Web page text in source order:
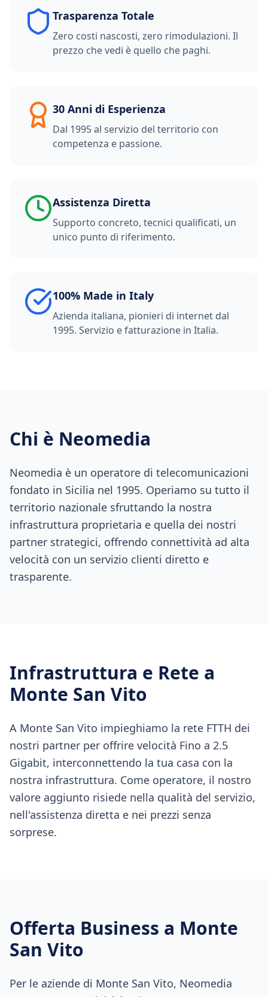
Trasparenza Totale
Zero costi nascosti, zero rimodulazioni. Il
prezzo che vedi è quello che paghi.
30 Anni di Esperienza
Dal 1995 al servizio del territorio con
competenza e passione.
Assistenza Diretta
Supporto concreto, tecnici qualificati, un
unico punto di riferimento.
100% Made in Italy
Azienda italiana, pionieri di internet dal
1995. Servizio e fatturazione in Italia.
Chi è Neomedia
Neomedia è un operatore di telecomunicazioni
fondato in Sicilia nel 1995. Operiamo su tutto il
territorio nazionale sfruttando la nostra
infrastruttura proprietaria e quella dei nostri
partner strategici, offrendo connettività ad alta
velocità con un servizio clienti diretto e
trasparente.
Infrastruttura e Rete a
Monte San Vito
A Monte San Vito impieghiamo la rete FTTH dei
nostri partner per offrire velocità Fino a 2.5
Gigabit, interconnettendo la tua casa con la
nostra infrastruttura. Come operatore, il nostro
valore aggiunto risiede nella qualità del servizio,
nell'assistenza diretta e nei prezzi senza
sorprese.
Offerta Business a Monte
San Vito
Per le aziende di Monte San Vito, Neomedia